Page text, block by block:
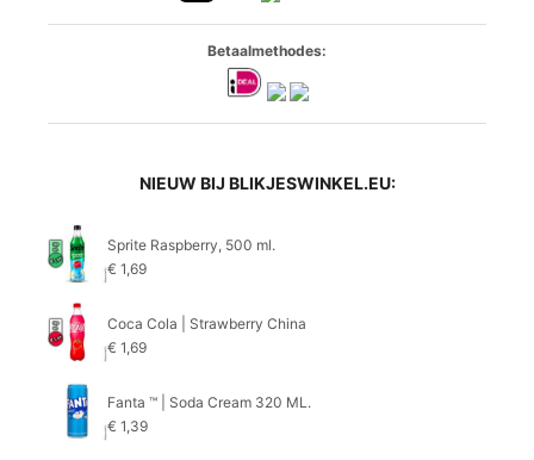
Betaalmethodes:
NIEUW BIJ BLIKJESWINKEL.EU:
Sprite Raspberry, 500 ml.
€ 1,69
Coca Cola | Strawberry China
€ 1,69
Fanta ™ | Soda Cream 320 ML.
€ 1,39